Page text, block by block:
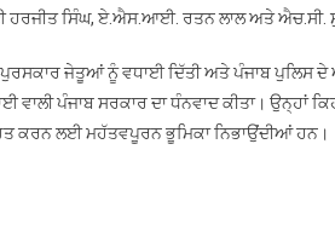
ਸਿੰਘ, ਏ.ਐਸ.ਆਈ. ਰਤਨ ਲਾਲ ਅਤੇ ਐਚ.ਸੀ.
ਜੇਤੂਆਂ ਨੂੰ ਵਧਾਈ ਦਿੱਤੀ ਅਤੇ ਪੰਜਾਬ ਪੁਲਿਸ
ਪੰਜਾਬ ਸਰਕਾਰ ਦਾ ਧੰਨਵਾਦ ਕੀਤਾ। ਉਨ੍ਹਾਂ
ਕਰਨ ਲਈ ਮਹੱਤਵਪੂਰਨ ਭੂਮਿਕਾ ਨਿਭਾਉਂਦੀਆਂ ਹਨ।